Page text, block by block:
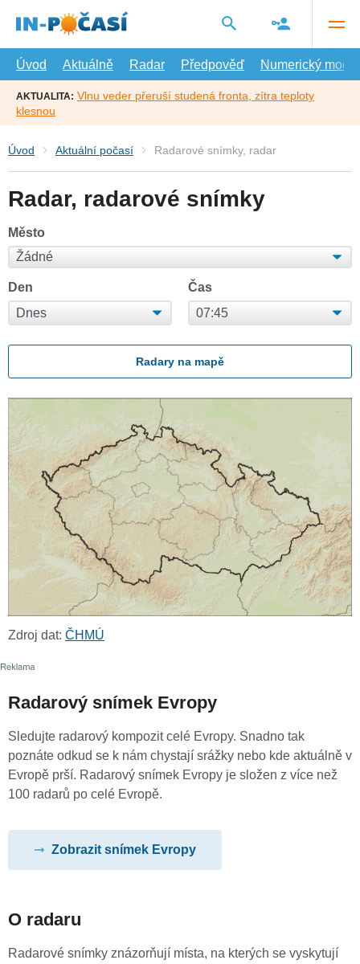
hlavní
Úvod
Aktuálně Radar Předpověď Numerický model
AKTUALITA: Vlnu veder přeruší studená fronta, zítra teploty
klesnou
Úvod Aktuální počasí Radarové snímky, radar
Radar, radarové snímky
Město
Den Čas
Radary na mapě
Zdroj dat: ČHMÚ
Radarový snímek Evropy
Sledujte radarový kompozit celé Evropy. Snadno tak
poznáte odkud se k nám chystají srážky nebo kde aktuálně v
Evropě prší. Radarový snímek Evropy je složen z více než
100 radarů po celé Evropě.
Zobrazit snímek Evropy
O radaru
Radarové snímky znázorňují místa, na kterých se vyskytují